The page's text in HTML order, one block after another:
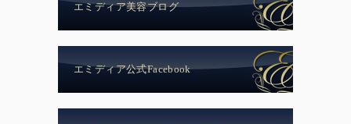
エミディア美容ブログ
エミディア公式Facebook